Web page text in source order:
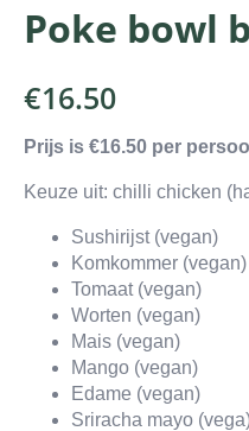
Poke bowl
€16.50
Prijs is €16.50 per
Keuze uit: chilli chicken
Sushirijst (vegan)
Komkommer (vegan)
Tomaat (vegan)
Worten (vegan)
Mais (vegan)
Mango (vegan)
Edame (vegan)
Sriracha mayo